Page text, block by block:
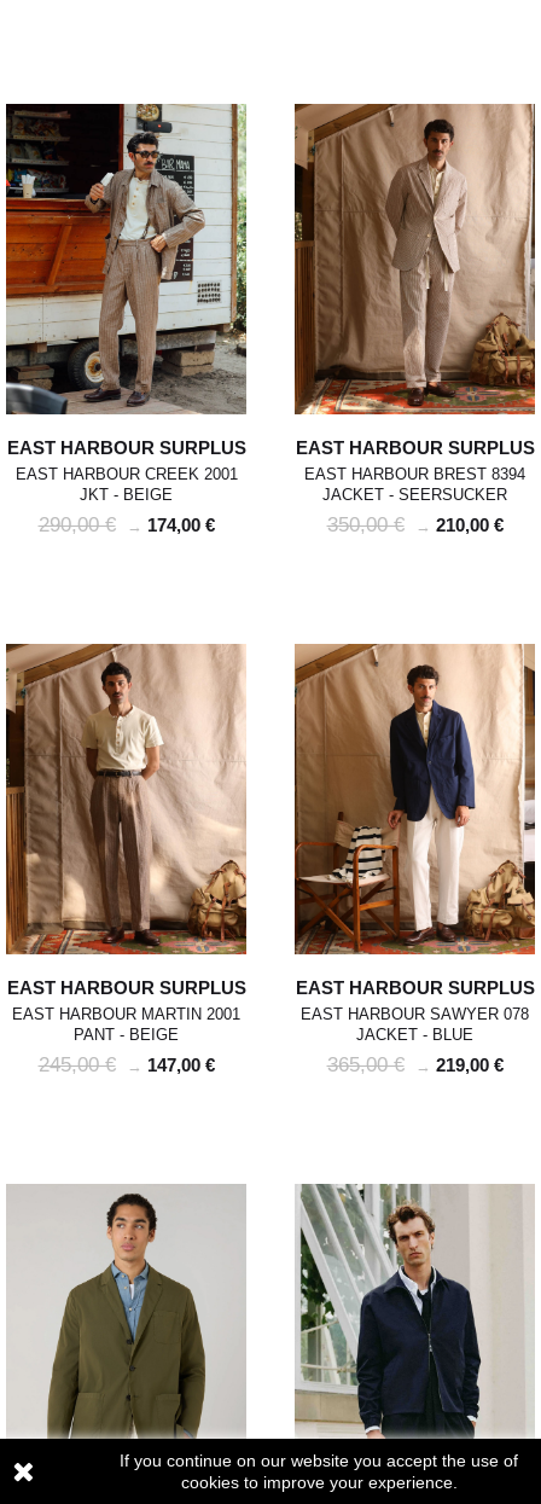
If you continue on our website you accept the use of
cookies to improve your experience.
EAST HARBOUR SURPLUS
EAST HARBOUR CREEK 2001
JKT - BEIGE
290,00 € → 174,00 €
EAST HARBOUR SURPLUS
EAST HARBOUR BREST 8394
JACKET - SEERSUCKER
350,00 € → 210,00 €
EAST HARBOUR SURPLUS
EAST HARBOUR MARTIN 2001
PANT - BEIGE
245,00 € → 147,00 €
EAST HARBOUR SURPLUS
EAST HARBOUR SAWYER 078
JACKET - BLUE
365,00 € → 219,00 €